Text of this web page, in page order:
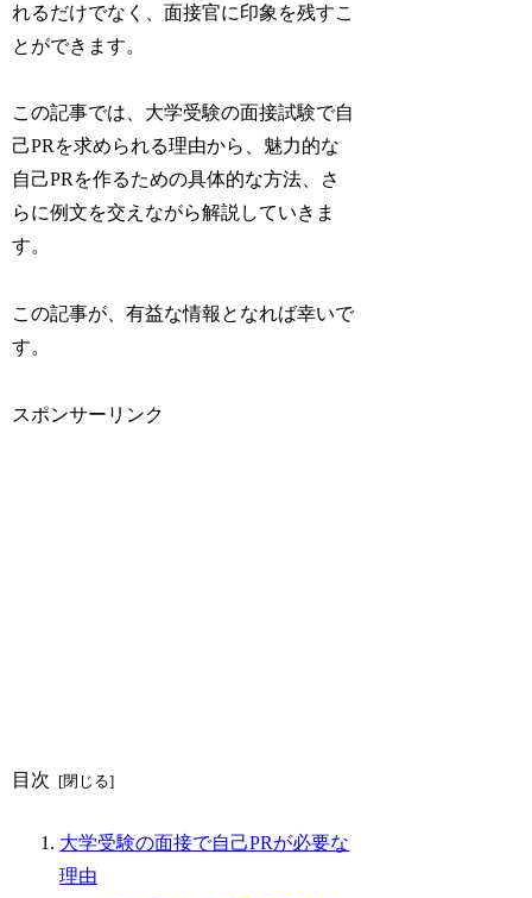
れるだけでなく、面接官に印象を残すこ
とができます。
この記事では、大学受験の面接試験で自
己PRを求められる理由から、魅力的な
自己PRを作るための具体的な方法、さ
らに例文を交えながら解説していきま
す。
この記事が、有益な情報となれば幸いで
す。
スポンサーリンク
目次
大学受験の面接で自己PRが必要な
理由